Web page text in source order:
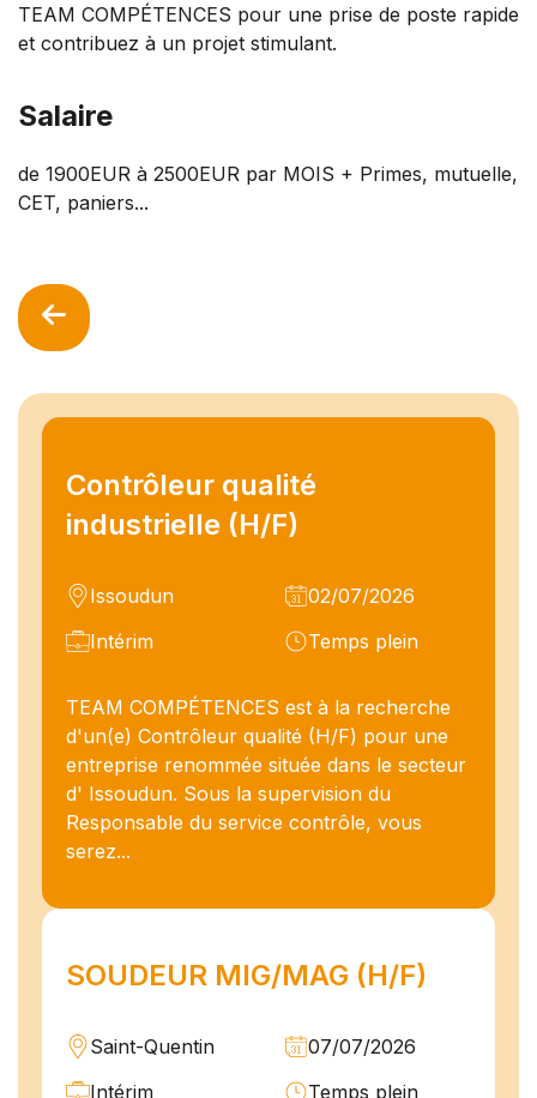
Contrôleur qualité
industrielle (H/F)
Issoudun
02/07/2026
Intérim
Temps plein
TEAM COMPÉTENCES est à la recherche
d'un(e) Contrôleur qualité (H/F) pour une
entreprise renommée située dans le secteur
d' Issoudun. Sous la supervision du
Responsable du service contrôle, vous
serez...
SOUDEUR MIG/MAG (H/F)
Saint-Quentin
07/07/2026
Intérim
Temps plein
TEAM COMPÉTENCES pour une prise de poste rapide
et contribuez à un projet stimulant.
Salaire
de 1900EUR à 2500EUR par MOIS + Primes, mutuelle,
CET, paniers...